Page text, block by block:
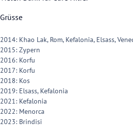
Grüsse
2014: Khao Lak, Rom, Kefalonia, Elsass,
2015: Zypern
2016: Korfu
2017: Korfu
2018: Kos
2019: Elsass, Kefalonia
2021: Kefalonia
2022: Menorca
2023: Brindisi